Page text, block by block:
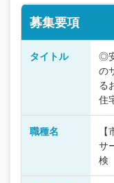
募集要項
タイトル
◎
の
る
住
職種名
サ
検